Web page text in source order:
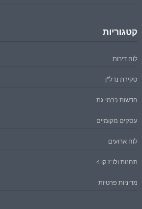
קטגוריות
לוח דירות
סקירת נדל"ן
חדשות כרמי גת
עסקים מקומיים
לוח ארועים
תחנות ולו"ז קו 4
מדיניות פרטיות